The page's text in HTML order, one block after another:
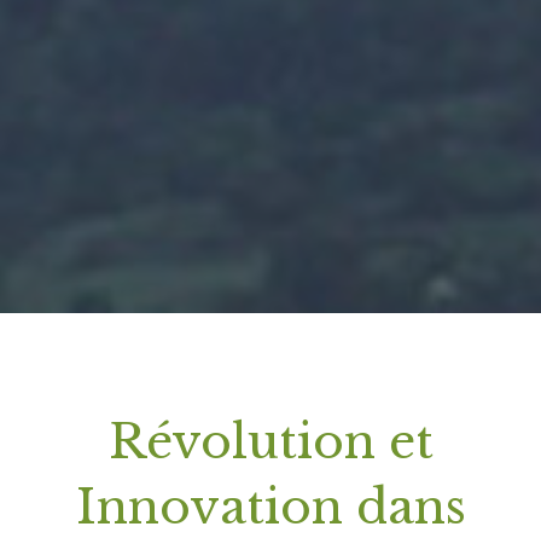
Révolution et
Innovation dans